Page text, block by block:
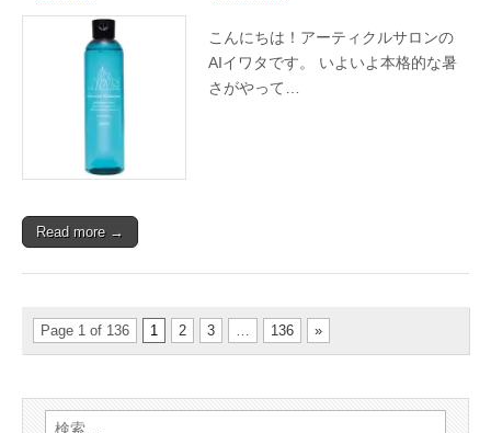
こんにちは！アーティクルサロンの
AIイワタです。 いよいよ本格的な暑
さがやって…
Read more →
Page 1 of 136 1 2 3 … 136 »
検